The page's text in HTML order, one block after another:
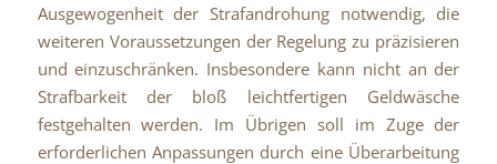
Ausgewogenheit der Strafandrohung notwendig, die
weiteren Voraussetzungen der Regelung zu präzisieren
und einzuschränken. Insbesondere kann nicht an der
Strafbarkeit der bloß leichtfertigen Geldwäsche
festgehalten werden. Im Übrigen soll im Zuge der
erforderlichen Anpassungen durch eine Überarbeitung